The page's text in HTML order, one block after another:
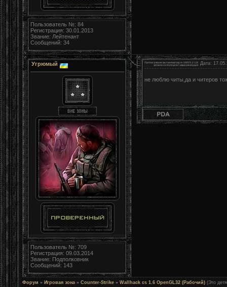
Пользователь №: 84
Регистрация: 30.01.2013
Звание: Лейтенант
Сообщений: 34
Угрюмый
Пользователь №: 709
Регистрация: 09.03.2014
Звание: Подполковник
Сообщений: 143
Дата:
не люблю читы,да и читеров
Форум » Игровая зона » Counter-Strike » Wallhack cs 1.6 OpenGL32 (Рабочий) (Это